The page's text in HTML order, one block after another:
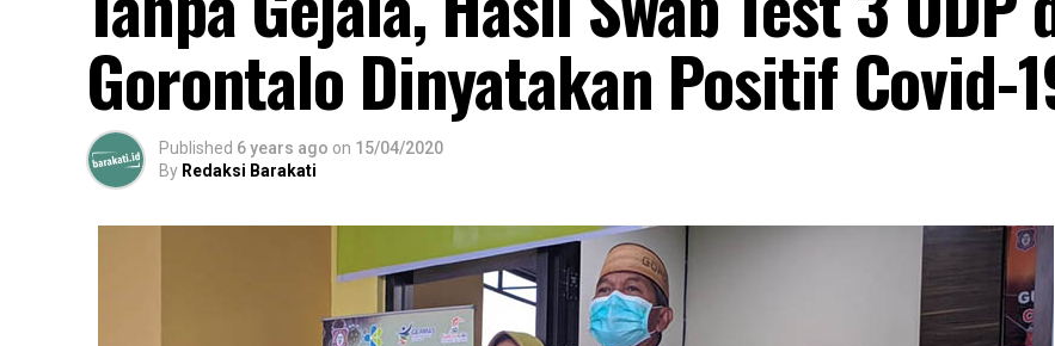
Gorontalo Dinyatakan Positif Covid-
Published 6 years ago on 15/04/2020
By Redaksi Barakati